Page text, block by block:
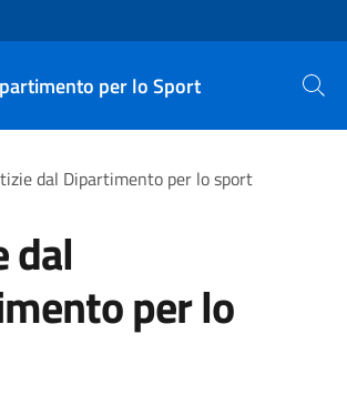
sito
per lo Sport Cerca
dal Dipartimento per lo sport
dal
per lo